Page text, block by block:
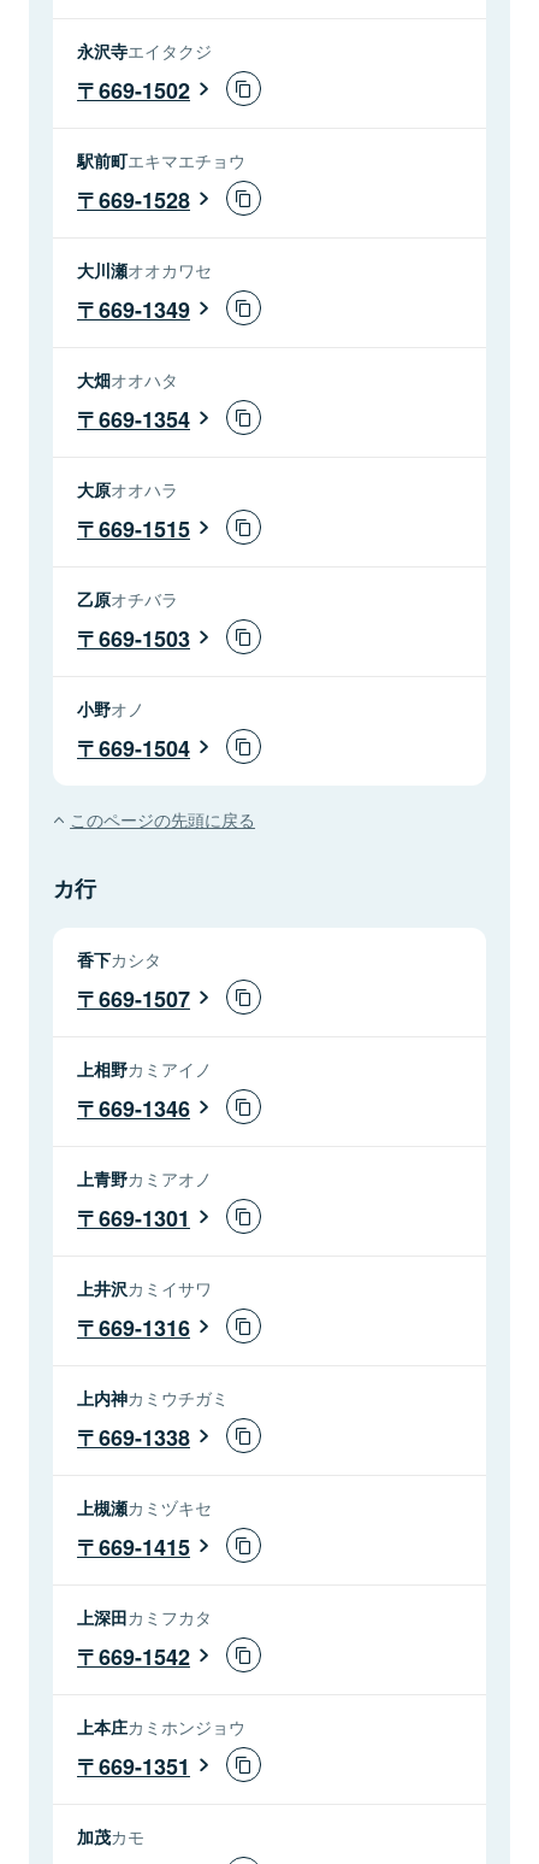
永沢寺エイタクジ
669-1502
駅前町エキマエチョウ
669-1528
大川瀬オオカワセ
669-1349
大畑オオハタ
669-1354
大原オオハラ
669-1515
乙原オチバラ
669-1503
小野オノ
669-1504
このページの先頭に戻る
カ行
香下カシタ
669-1507
上相野カミアイノ
669-1346
上青野カミアオノ
669-1301
上井沢カミイサワ
669-1316
上内神カミウチガミ
669-1338
上槻瀬カミヅキセ
669-1415
上深田カミフカタ
669-1542
上本庄カミホンジョウ
669-1351
加茂カモ